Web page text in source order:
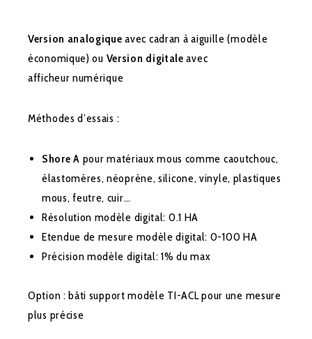
Version analogique avec cadran à aiguille (modèle
économique) ou Version digitaleavec
afficheur numérique
Méthodes d’essais :
Shore A pour matériaux mous comme caoutchouc,
élastomères, néoprène, silicone, vinyle, plastiques
mous, feutre, cuir…
Résolution modèle digital: 0.1 HA
Etendue de mesure modèle digital: 0-100 HA
Précision modèle digital: 1% du max
Option : bâti support modèle TI-ACL pour une mesure
plus précise